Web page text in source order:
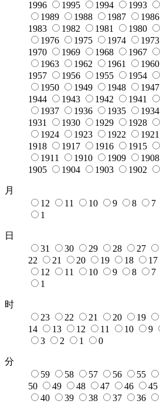
1996
1995 1994 1993
1989
1988 1987 1986
1983
1982 1981 1980
1976
1975 1974 1973
1970
1969 1968 1967
1963
1962 1961 1960
1957
1956 1955 1954
1950
1949 1948 1947
1944
1943 1942 1941
1937
1936 1935 1934
1931
1930 1929 1928
1924
1923 1922 1921
1918
1917 1916 1915
1911
1910 1909 1908
1905
1904 1903 1902
月
12
11 10 9 8 7
1
日
31
30 29 28 27
22
21 20 19 18 17
12
11 10 9 8 7
1
时
23
22 21 20 19
14
13 12 11 10 9
3
2 1 0
分
59
58 57 56 55
50
49 48 47 46 45
40
39 38 37 36